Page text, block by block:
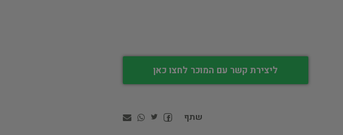
ליצירת קשר עם המוכר לחצו כאן
שתף